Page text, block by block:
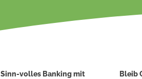
Sinn-volles Banking mit Bleib